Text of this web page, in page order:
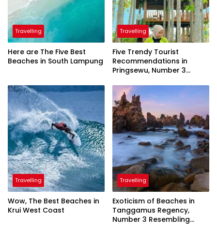
Travelling
Here are The Five Best
Beaches in South Lampung
Travelling
Five Trendy Tourist
Recommendations in
Pringsewu, Number 3
President
Travelling
Wow, The Best Beaches in
Krui West Coast
Travelling
Exoticism of Beaches in
Tanggamus Regency,
Number 3 Resembling